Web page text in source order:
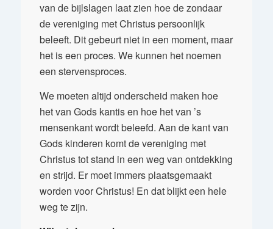
van de bijlslagen laat zien hoe de zondaar
de vereniging met Christus persoonlijk
beleeft. Dit gebeurt niet in een moment, maar
het is een proces. We kunnen het noemen
een stervensproces.
We moeten altijd onderscheid maken hoe
het van Gods kantis en hoe het van ’s
mensenkant wordt beleefd. Aan de kant van
Gods kinderen komt de vereniging met
Christus tot stand in een weg van ontdekking
en strijd. Er moet immers plaatsgemaakt
worden voor Christus! En dat blijkt een hele
weg te zijn.